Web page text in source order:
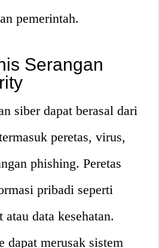
pemerintah.
Serangan
siber dapat berasal dari
peretas, virus,
phishing. Peretas
pribadi seperti
data kesehatan.
dapat merusak sistem